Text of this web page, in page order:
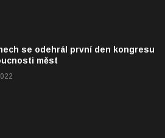
se odehrál první den kongresu
měst